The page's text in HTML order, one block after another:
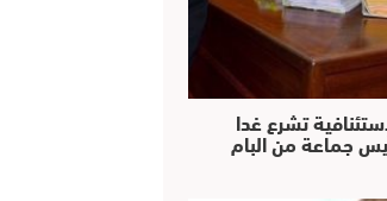
تشرع غدا
جماعة من البام